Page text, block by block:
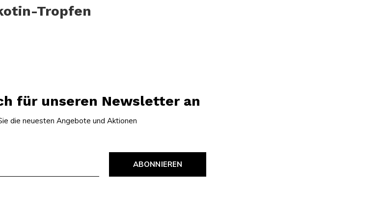
Tropfen
für unseren Newsletter an
die neuesten Angebote und Aktionen
ABONNIEREN